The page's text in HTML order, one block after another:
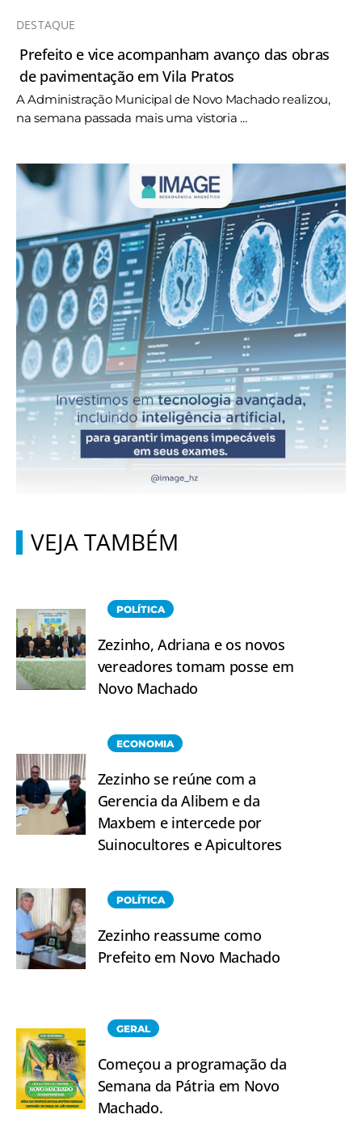
DESTAQUE
Prefeito e vice acompanham avanço das obras
de pavimentação em Vila Pratos
A Administração Municipal de Novo Machado realizou,
na semana passada mais uma vistoria ...
VEJA TAMBÉM
POLÍTICA
Zezinho, Adriana e os novos
vereadores tomam posse em
Novo Machado
ECONOMIA
Zezinho se reúne com a
Gerencia da Alibem e da
Maxbem e intercede por
Suinocultores e Apicultores
POLÍTICA
Zezinho reassume como
Prefeito em Novo Machado
GERAL
Começou a programação da
Semana da Pátria em Novo
Machado.